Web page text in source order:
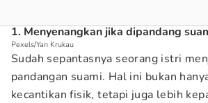
1. Menyenangkan jika dipandang
Pexels/Yan Krukau
Sudah sepantasnya seorang istri
pandangan suami. Hal ini bukan
kecantikan fisik, tetapi juga lebih